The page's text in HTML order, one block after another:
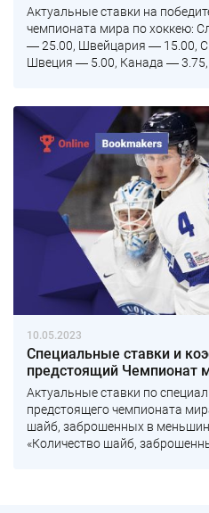
Актуальные ставки на
чемпионата мира по хоккею:
― 25.00, Швейцария ― 15.00,
Швеция ― 5.00, Канада ― 3.75,
10.05.2023
Специальные ставки и
предстоящий Чемпионат
Актуальные ставки по
предстоящего чемпионата
шайб, заброшенных в
«Количество шайб,